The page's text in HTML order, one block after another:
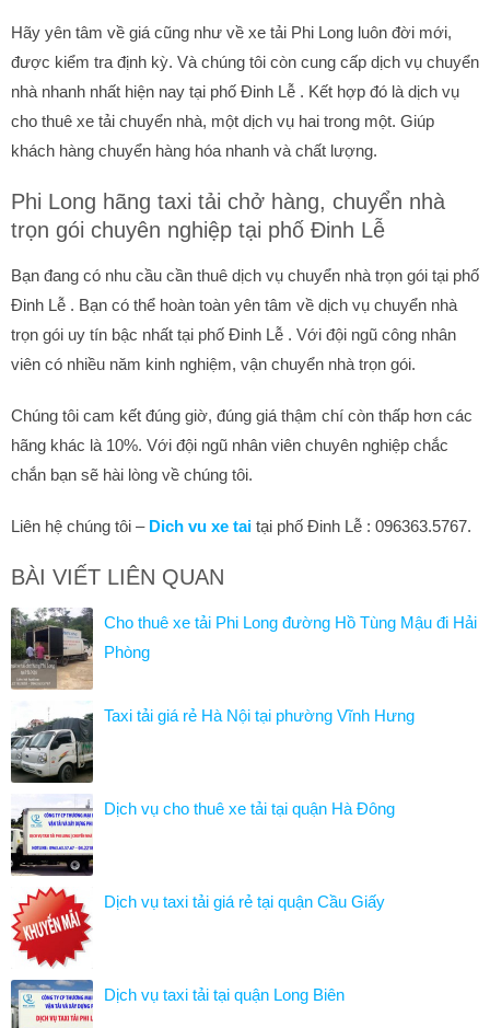
Hãy yên tâm về giá cũng như về xe tải Phi Long luôn đời mới,
được kiểm tra định kỳ. Và chúng tôi còn cung cấp dịch vụ chuyển
nhà nhanh nhất hiện nay tại phố Đinh Lễ . Kết hợp đó là dịch vụ
cho thuê xe tải chuyển nhà, một dịch vụ hai trong một. Giúp
khách hàng chuyển hàng hóa nhanh và chất lượng.
Phi Long hãng taxi tải chở hàng, chuyển nhà
trọn gói chuyên nghiệp tại phố Đinh Lễ
Bạn đang có nhu cầu cần thuê dịch vụ chuyển nhà trọn gói tại phố
Đinh Lễ . Bạn có thể hoàn toàn yên tâm về dịch vụ chuyển nhà
trọn gói uy tín bậc nhất tại phố Đinh Lễ . Với đội ngũ công nhân
viên có nhiều năm kinh nghiệm, vận chuyển nhà trọn gói.
Chúng tôi cam kết đúng giờ, đúng giá thậm chí còn thấp hơn các
hãng khác là 10%. Với đội ngũ nhân viên chuyên nghiệp chắc
chắn bạn sẽ hài lòng về chúng tôi.
Liên hệ chúng tôi – Dich vu xe tai tại phố Đinh Lễ : 096363.5767.
BÀI VIẾT LIÊN QUAN
Cho thuê xe tải Phi Long đường Hồ Tùng Mậu đi Hải
Phòng
Taxi tải giá rẻ Hà Nội tại phường Vĩnh Hưng
Dịch vụ cho thuê xe tải tại quận Hà Đông
Dịch vụ taxi tải giá rẻ tại quận Cầu Giấy
Dịch vụ taxi tải tại quận Long Biên